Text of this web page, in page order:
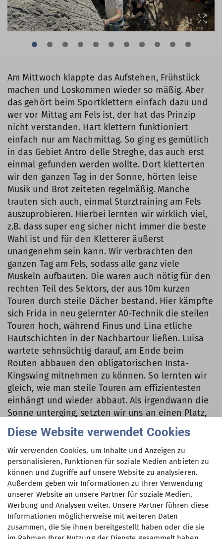
Am Mittwoch klappte das Aufstehen, Frühstück
machen und Loskommen wieder so mäßig. Aber
das gehört beim Sportklettern einfach dazu und
wer vor Mittag am Fels ist, der hat das Prinzip
nicht verstanden. Hart klettern funktioniert
einfach nur am Nachmittag. So ging es gemütlich
in das Gebiet Antro delle Streghe, das auch erst
einmal gefunden werden wollte. Dort kletterten
wir den ganzen Tag in der Sonne, hörten leise
Musik und Brot zeiteten regelmäßig. Manche
trauten sich auch, einmal Sturztraining am Fels
auszuprobieren. Hierbei lernten wir wirklich viel,
z.B. dass super eng sicher nicht immer die beste
Wahl ist und für den Kletterer äußerst
unangenehm sein kann. Wir verbrachten den
ganzen Tag am Fels, sodass alle ganz viele
Muskeln aufbauten. Die waren auch nötig für den
rechten Teil des Sektors, der aus 10m kurzen
Touren durch steile Dächer bestand. Hier kämpfte
sich Frida in neu gelernter A0-Technik die steilen
Touren hoch, während Finus und Lina etliche
Hautschichten in der Nachbartour ließen. Luisa
wartete sehnsüchtig darauf, am Ende beim
Routen abbauen den obligatorischen Insta-
Kingswing mitnehmen zu können. So lernten wir
gleich, wie man steile Touren am effizientesten
einhängt und wieder abbaut. Als irgendwann die
Sonne unterging, setzten wir uns an einen Platz,
von wo wir den Sonnenuntergang gut sehen
konnten. Beim Abstieg war es schon wieder
dunkel, deshalb wurden die Stirnlampen
ausgepackt. Abends kümmerten sich Vroni und
Feli um Pfannkuchen und so ließen wir den
erfolgreichen Klettertag schön ausklingen.
Am Donnerstag standen Luisa, Lulu, Finus und
Lina uns wirklich früh (also um halb acht) auf, um
Diese Website verwendet Cookies
Wir verwenden Cookies, um Inhalte und Anzeigen zu
personalisieren, Funktionen für soziale Medien anbieten zu
können und Zugriffe auf unsere Website zu analysieren.
Außerdem geben wir Informationen zu Ihrer Verwendung
unserer Website an unsere Partner für soziale Medien,
Werbung und Analysen weiter. Unsere Partner führen diese
Informationen möglicherweise mit weiteren Daten
zusammen, die Sie ihnen bereitgestellt haben oder die sie